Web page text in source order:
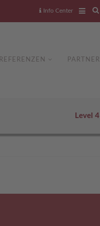
Info Center
REFERENZEN PARTNER
Level 4